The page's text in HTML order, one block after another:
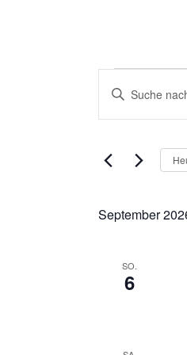
Suche
Bitte
Schlüsselwort
eingeben.
nach
September
SO.
6